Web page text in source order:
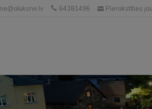
64381496 Pierakstīties